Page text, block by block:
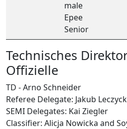
male
Epee
Senior
Technisches
Offizielle
TD - Arno Schneider
Referee Delegate: Jakub
SEMI Delegates: Kai Ziegler
Classifier: Alicja Nowicka and